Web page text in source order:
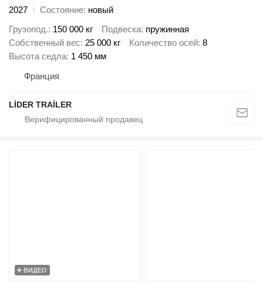
2027 Состояние новый
Грузопод. 150 000 кг Подвеска пружинная
Собственный вес 25 000 кг Количество осей 8
Высота седла 1 450 мм
Франция
LİDER TRAİLER
ВИДЕО